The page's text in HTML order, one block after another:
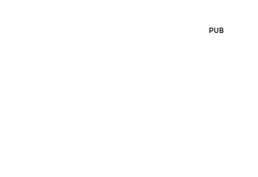
PUB